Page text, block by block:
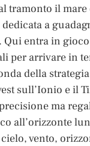
tramonto il
a
entra in
per arrivare in
della
sull’Ionio e il
ma
all’orizzonte
vento,